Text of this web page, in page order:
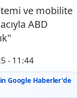
ve mobilite
ABD
- 11:44
Google Haberler'de